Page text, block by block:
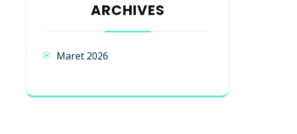
ARCHIVES
Maret 2026